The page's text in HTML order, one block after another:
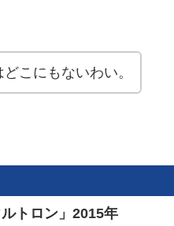
こにもないわい。
トロン」2015年